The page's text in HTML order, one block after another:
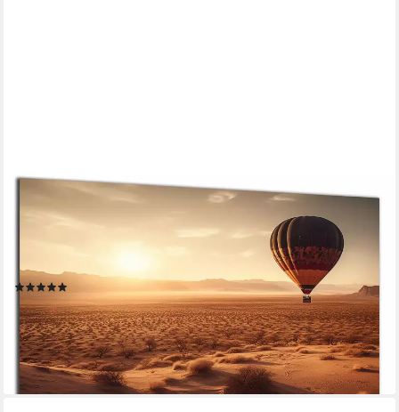
DARO DESIGN
Leinwandbild Modern Abstrakt Wandbilder XXL Wandbild Wand
Deko Leinwand Bilder, (Heißluftballon - Bild groß Wohnzimmer
Schlafzimmer Küche Esszimmer Einteilig Querformat Fotodruck
Leinwände Wanddeko Abstrakte Kunst Boho), 30x20cm
ab 19,90 € UVP24,90 €
-20%
lieferbar - in 5-6 Werktagen bei dir
+19